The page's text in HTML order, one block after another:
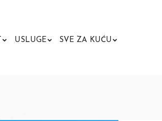
USLUGE SVE ZA KUĆU